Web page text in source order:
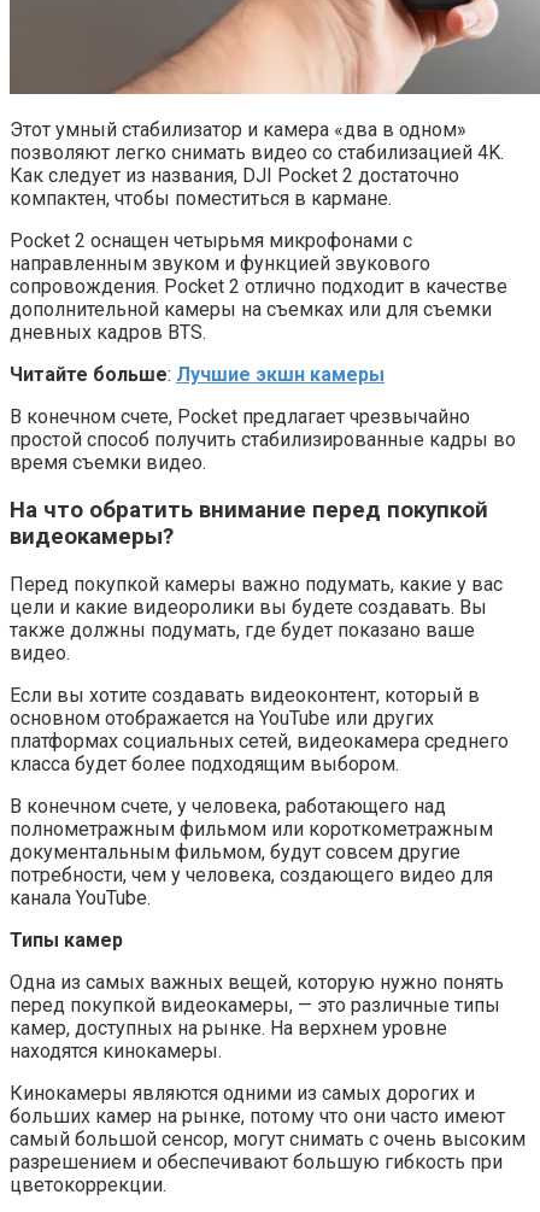
Этот умный стабилизатор и камера «два в одном»
позволяют легко снимать видео со стабилизацией 4K.
Как следует из названия, DJI Pocket 2 достаточно
компактен, чтобы поместиться в кармане.
Pocket 2 оснащен четырьмя микрофонами с
направленным звуком и функцией звукового
сопровождения. Pocket 2 отлично подходит в качестве
дополнительной камеры на съемках или для съемки
дневных кадров BTS.
Читайте больше: Лучшие экшн камеры
В конечном счете, Pocket предлагает чрезвычайно
простой способ получить стабилизированные кадры во
время съемки видео.
На что обратить внимание перед покупкой
видеокамеры?
Перед покупкой камеры важно подумать, какие у вас
цели и какие видеоролики вы будете создавать. Вы
также должны подумать, где будет показано ваше
видео.
Если вы хотите создавать видеоконтент, который в
основном отображается на YouTube или других
платформах социальных сетей, видеокамера среднего
класса будет более подходящим выбором.
В конечном счете, у человека, работающего над
полнометражным фильмом или короткометражным
документальным фильмом, будут совсем другие
потребности, чем у человека, создающего видео для
канала YouTube.
Типы камер
Одна из самых важных вещей, которую нужно понять
перед покупкой видеокамеры, — это различные типы
камер, доступных на рынке. На верхнем уровне
находятся кинокамеры.
Кинокамеры являются одними из самых дорогих и
больших камер на рынке, потому что они часто имеют
самый большой сенсор, могут снимать с очень высоким
разрешением и обеспечивают большую гибкость при
цветокоррекции.